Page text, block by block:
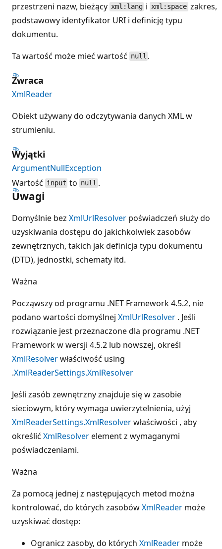
przestrzeni nazw, bieżący xml:lang i xml:space zakres,
podstawowy identyfikator URI i definicję typu
dokumentu.
Ta wartość może mieć wartość null .
Zwraca
XmlReader
Obiekt używany do odczytywania danych XML w
strumieniu.
Wyjątki
ArgumentNullException
Wartość input to null .
Uwagi
Domyślnie bez XmlUrlResolver poświadczeń służy do
uzyskiwania dostępu do jakichkolwiek zasobów
zewnętrznych, takich jak definicja typu dokumentu
(DTD), jednostki, schematy itd.
Ważna
Począwszy od programu .NET Framework 4.5.2, nie
podano wartości domyślnej XmlUrlResolver . Jeśli
rozwiązanie jest przeznaczone dla programu .NET
Framework w wersji 4.5.2 lub nowszej, określ
XmlResolverwłaściwość using
.XmlReaderSettings.XmlResolver
Jeśli zasób zewnętrzny znajduje się w zasobie
sieciowym, który wymaga uwierzytelnienia, użyj
XmlReaderSettings.XmlResolverwłaściwości , aby
określić XmlResolverelement z wymaganymi
poświadczeniami.
Ważna
Za pomocą jednej z następujących metod można
kontrolować, do których zasobówXmlReader może
uzyskiwać dostęp:
Ogranicz zasoby, do których XmlReader może